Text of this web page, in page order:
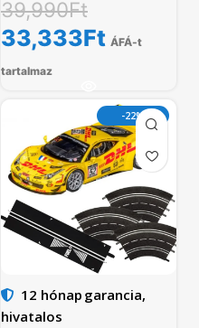
39,990Ft
33,333Ft ÁFÁ-t
tartalmaz
-22%
12 hónap garancia,
hivatalos